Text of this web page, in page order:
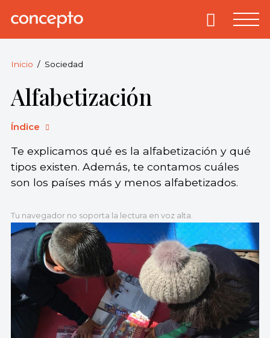
Concepto.
derechos
reservados.
Primary
Inicio Sociedad
Alfabetización
Índice
Te explicamos qué es la alfabetización y qué
tipos existen. Además, te contamos cuáles
son los países más y menos alfabetizados.
Tu navegador no soporta la lectura en voz alta.